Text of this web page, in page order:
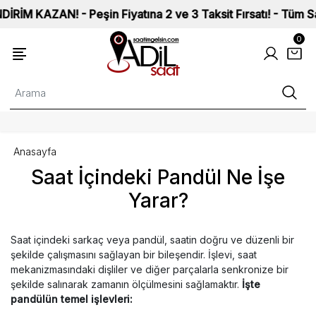
KAZAN! - Peşin Fiyatına 2 ve 3 Taksit Fırsatı! - Tüm
0
Saat İçindeki Pandül Ne İşe
Yarar?
Anasayfa
Saat içindeki sarkaç veya pandül, saatin doğru ve düzenli bir
şekilde çalışmasını sağlayan bir bileşendir. İşlevi, saat
mekanizmasındaki dişliler ve diğer parçalarla senkronize bir
şekilde salınarak zamanın ölçülmesini sağlamaktır. İşte
pandülün temel işlevleri: